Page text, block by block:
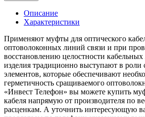
Описание
Характеристики
Применяют муфты для оптического
оптоволоконных линий связи и при
восстановлению целостности
изделия традиционно выступают в роли
элементов, которые обеспечивают
герметичность сращиваемого
«Инвест Телефон» вы можете купить
кабеля напрямую от производителя по
расценкам. А уточнить интересующую